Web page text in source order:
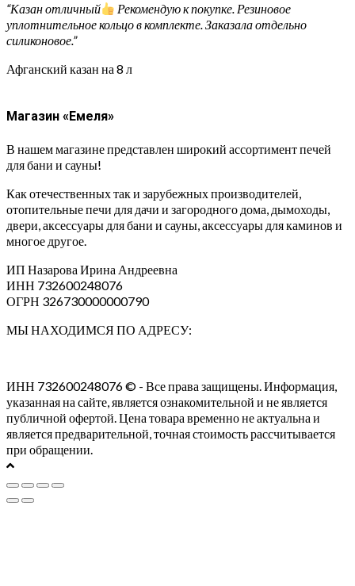
“Казан отличный
Рекомендую к покупке. Резиновое
уплотнительное кольцо в комплекте. Заказала отдельно
силиконовое.”
Афганский казан на 8 л
Магазин «Емеля»
В нашем магазине представлен широкий ассортимент печей
для бани и сауны!
Как отечественных так и зарубежных производителей,
отопительные печи для дачи и загородного дома, дымоходы,
двери, аксессуары для бани и сауны, аксессуары для каминов и
многое другое.
ИП Назарова Ирина Андреевна⁠
ИНН 732600248076
ОГРН 326730000000790
МЫ НАХОДИМСЯ ПО АДРЕСУ:
ИНН 732600248076 © - Все права защищены. Информация,
указанная на сайте, является ознакомительной и не является
публичной офертой. Цена товара временно не актуальна и
является предварительной, точная стоимость рассчитывается
при обращении.